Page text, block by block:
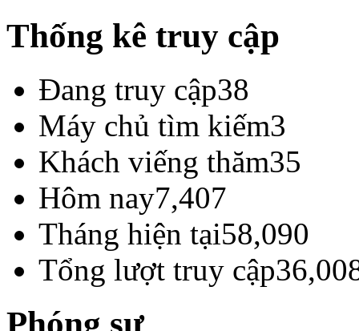
Thống kê truy cập
Đang truy cập38
Máy chủ tìm kiếm3
Khách viếng thăm35
Hôm nay7,407
Tháng hiện tại58,090
Tổng lượt truy cập
Phóng sự